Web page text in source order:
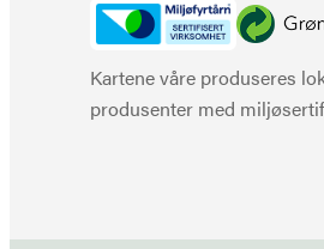
Kartene våre produseres
produsenter med